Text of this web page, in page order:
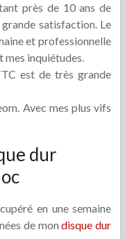
près de 10 ans de
satisfaction. Le
et professionnelle
mes inquiétudes.
est de très grande
Avec mes plus vifs
dur
en une semaine
de mondisque dur